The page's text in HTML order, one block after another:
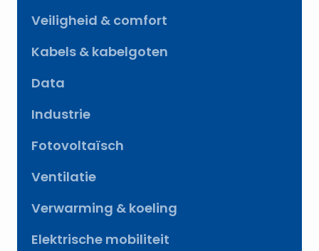
Veiligheid & comfort
Kabels & kabelgoten
Data
Industrie
Fotovoltaïsch
Ventilatie
Verwarming & koeling
Elektrische mobiliteit